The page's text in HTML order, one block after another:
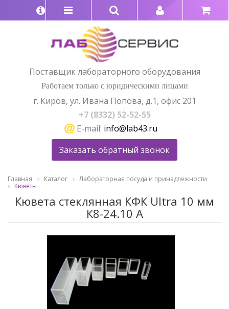
Поставщик лабораторного оборудования
Работаем только с юридическими лицами
г. Киров, ул. Ивана Попова, д.1, офис 201
+7 (8332) 52-52-55
E-mail: info@lab43.ru
Заказать обратный звонок
Главная Каталог
Лабораторная посуда и принадлежности
Кюветы
Кювета стеклянная КФК Ultra 10 мм
К8-24.10 A